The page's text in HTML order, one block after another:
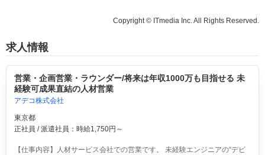
Copyright © ITmedia Inc. All Rights Reserved.
求人情報
営業・企画営業・ラウンダー/将来は年収1000万も目指せる 未
経験可成果直結の人材営業
アデコ株式会社
東京都
正社員 / 派遣社員：時給1,750円～
【仕事内容】人材サービス会社での営業です。 未経験エンジニアの“デビ